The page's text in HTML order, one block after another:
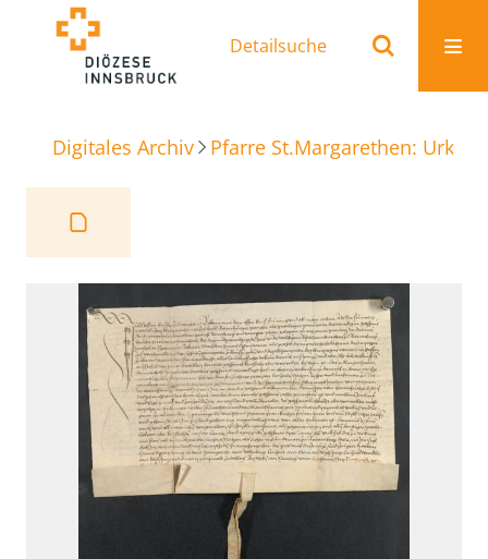
Detailsuche
Digitales Archiv Pfarre St.Margarethen: